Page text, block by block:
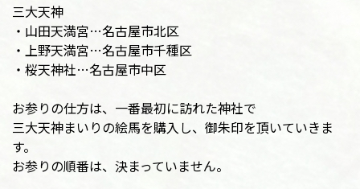
三大天神
・山田天満宮…名古屋市北区
・上野天満宮…名古屋市千種区
・桜天神社…名古屋市中区
お参りの仕方は、一番最初に訪れた神社で
三大天神まいりの絵馬を購入し、御朱印を頂いていきま
す。
お参りの順番は、決まっていません。